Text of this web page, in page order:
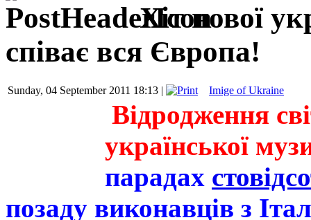
Хіт нової
співає вся Європа!
Sunday, 04 September 2011 18:13 | Imige of Ukraine
Відродження
української
парадах
позаду виконавців з